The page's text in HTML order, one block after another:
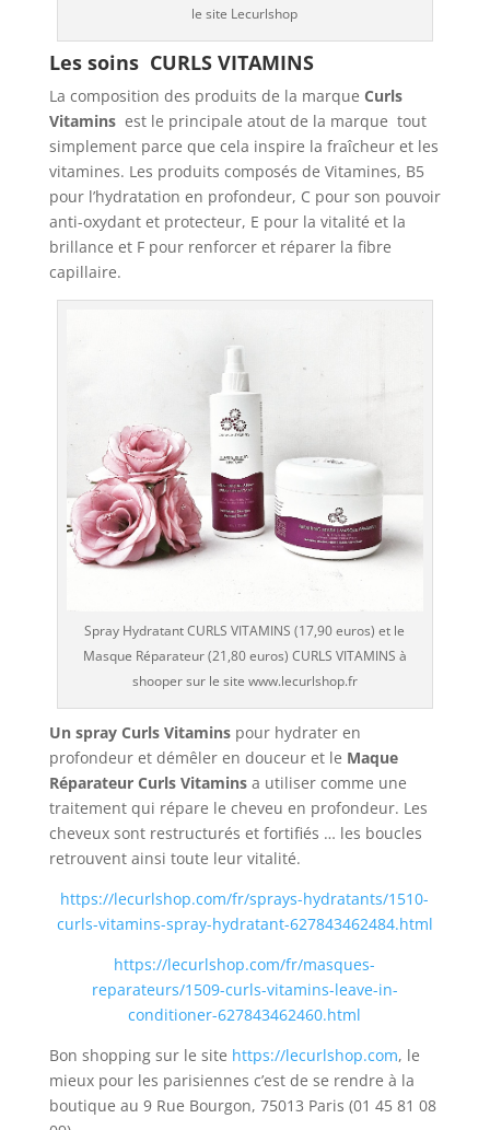
le site Lecurlshop
Les soins CURLS VITAMINS
La composition des produits de la marque Curls
Vitaminsest le principale atout de la marque tout
simplement parce que cela inspire la fraîcheur et les
vitamines. Les produits composés de Vitamines, B5
pour l’hydratation en profondeur, C pour son pouvoir
anti-oxydant et protecteur, E pour la vitalité et la
brillance et F pour renforcer et réparer la fibre
capillaire.
Spray Hydratant CURLS VITAMINS (17,90 euros) et le
Masque Réparateur (21,80 euros) CURLS VITAMINS à
shooper sur le site www.lecurlshop.fr
Un spray Curls Vitaminspour hydrater en
profondeur et démêler en douceur et le Maque
Réparateur Curls Vitaminsa utiliser comme une
traitement qui répare le cheveu en profondeur. Les
cheveux sont restructurés et fortifiés … les boucles
retrouvent ainsi toute leur vitalité.
https://lecurlshop.com/fr/sprays-hydratants/1510-
curls-vitamins-spray-hydratant-627843462484.html
https://lecurlshop.com/fr/masques-
reparateurs/1509-curls-vitamins-leave-in-
conditioner-627843462460.html
Bon shopping sur le site https://lecurlshop.com, le
mieux pour les parisiennes c’est de se rendre à la
boutique au 9 Rue Bourgon, 75013 Paris (01 45 81 08